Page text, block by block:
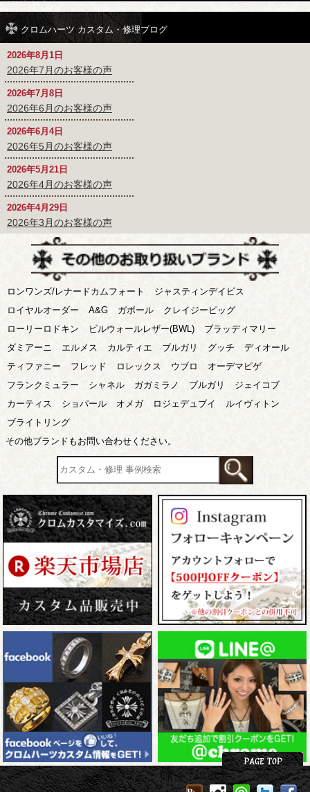
クロムハーツ カスタム・修理ブログ
2026年8月1日
2026年7月のお客様の声
2026年7月8日
2026年6月のお客様の声
2026年6月4日
2026年5月のお客様の声
2026年5月21日
2026年4月のお客様の声
2026年4月29日
2026年3月のお客様の声
ロンワンズ/レナードカムフォート
ジャスティンデイビス
ロイヤルオーダー
A&G ガボール
クレイジーピッグ
ローリーロドキン
ビルウォールレザー(BWL)
ブラッディマリー
ダミアーニ
エルメス カルティエ ブルガリ グッチ
ディオール
ティファニー
フレッド ロレックス ウブロ
オーデマピゲ
フランクミュラー
シャネル ガガミラノ ブルガリ
ジェイコブ
カーティス
ショパール オメガ ロジェデュブイ
ルイヴィトン
ブライトリング
その他ブランドもお問い合わせください。